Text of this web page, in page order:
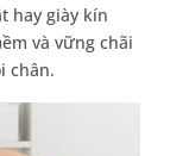
hay giày kín
và vững chãi
chân.